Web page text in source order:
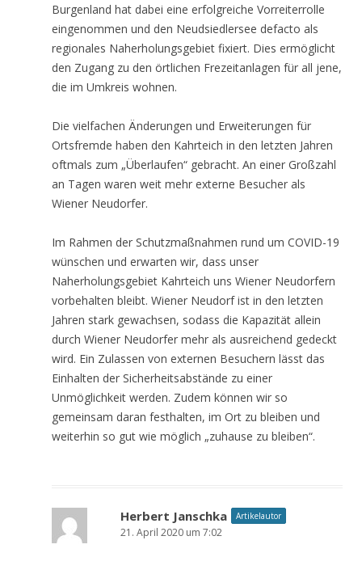
Burgenland hat dabei eine erfolgreiche Vorreiterrolle
eingenommen und den Neudsiedlersee defacto als
regionales Naherholungsgebiet fixiert. Dies ermöglicht
den Zugang zu den örtlichen Frezeitanlagen für all jene,
die im Umkreis wohnen.
Die vielfachen Änderungen und Erweiterungen für
Ortsfremde haben den Kahrteich in den letzten Jahren
oftmals zum „Überlaufen“ gebracht. An einer Großzahl
an Tagen waren weit mehr externe Besucher als
Wiener Neudorfer.
Im Rahmen der Schutzmaßnahmen rund um COVID-19
wünschen und erwarten wir, dass unser
Naherholungsgebiet Kahrteich uns Wiener Neudorfern
vorbehalten bleibt. Wiener Neudorf ist in den letzten
Jahren stark gewachsen, sodass die Kapazität allein
durch Wiener Neudorfer mehr als ausreichend gedeckt
wird. Ein Zulassen von externen Besuchern lässt das
Einhalten der Sicherheitsabstände zu einer
Unmöglichkeit werden. Zudem können wir so
gemeinsam daran festhalten, im Ort zu bleiben und
weiterhin so gut wie möglich „zuhause zu bleiben“.
Herbert Janschka Artikelautor
21. April 2020 um 7:02